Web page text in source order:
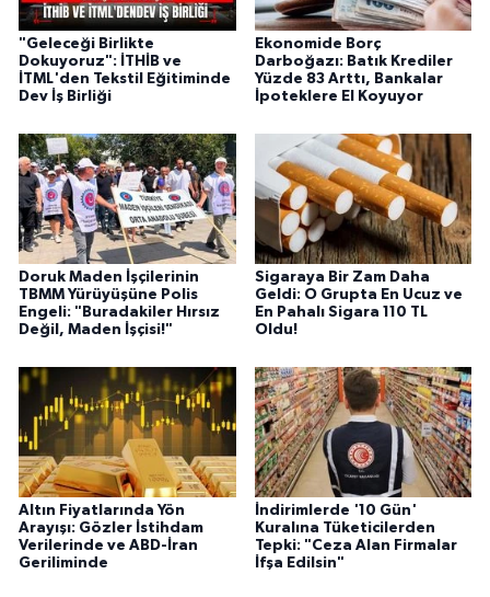
"Geleceği Birlikte
Dokuyoruz": İTHİB ve
İTML'den Tekstil Eğitiminde
Dev İş Birliği
Ekonomide Borç
Darboğazı: Batık Krediler
Yüzde 83 Arttı, Bankalar
İpoteklere El Koyuyor
Doruk Maden İşçilerinin
TBMM Yürüyüşüne Polis
Engeli: "Buradakiler Hırsız
Değil, Maden İşçisi!"
Sigaraya Bir Zam Daha
Geldi: O Grupta En Ucuz ve
En Pahalı Sigara 110 TL
Oldu!
Altın Fiyatlarında Yön
Arayışı: Gözler İstihdam
Verilerinde ve ABD-İran
Geriliminde
İndirimlerde '10 Gün'
Kuralına Tüketicilerden
Tepki: "Ceza Alan Firmalar
İfşa Edilsin"